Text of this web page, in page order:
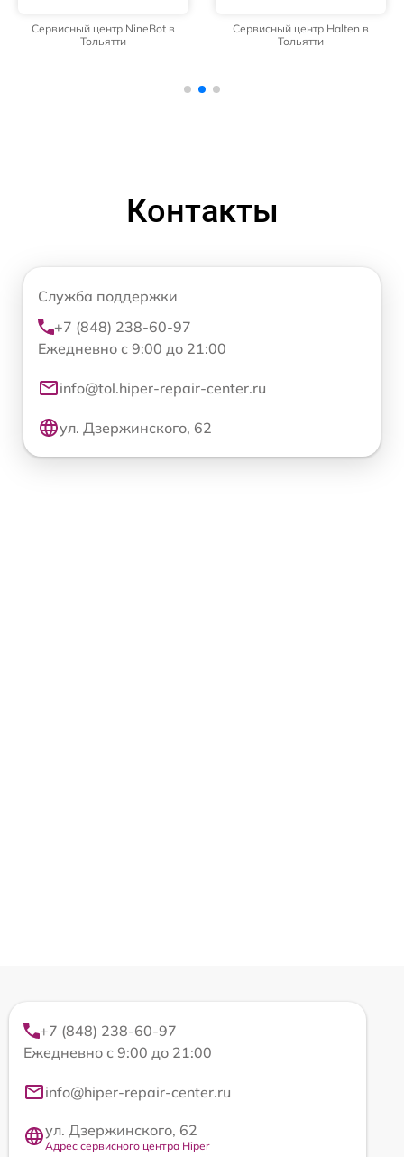
Сервисный центр NineBot в
Тольятти
Сервисный центр Halten в
Тольятти
Контакты
Служба поддержки
+7 (848) 238-60-97
Ежедневно с 9:00 до 21:00
info@tol.hiper-repair-center.ru
ул. Дзержинского, 62
+7 (848) 238-60-97
Ежедневно с 9:00 до 21:00
info@hiper-repair-center.ru
ул. Дзержинского, 62
Адрес сервисного центра Hiper